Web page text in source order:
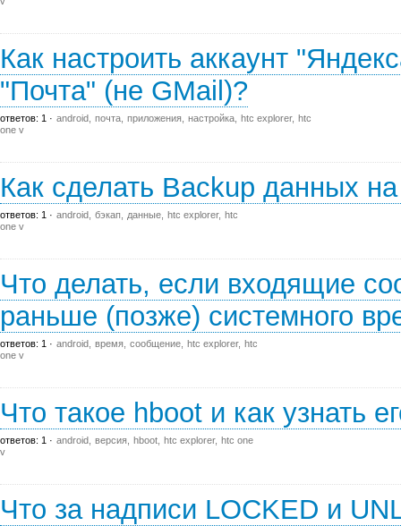
Как настроить аккаунт
"Почта" (не GMail)?
ответов: 1 android почта приложения настройка htc explorer htc
one v
Как сделать Backup данных
ответов: 1 android бэкап данные htc explorer htc
one v
Что делать, если входящие
раньше (позже) системного
ответов: 1 android время сообщение htc explorer htc
one v
Что такое hboot и как узнать
ответов: 1 android версия hboot htc explorer htc one
v
Что за надписи LOCKED и